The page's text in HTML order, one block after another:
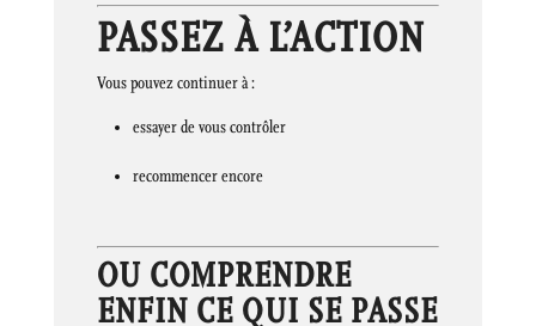
PASSEZ À L’ACTION
Vous pouvez continuer à :
essayer de vous contrôler
recommencer encore
OU COMPRENDRE
ENFIN CE QUI SE PASSE